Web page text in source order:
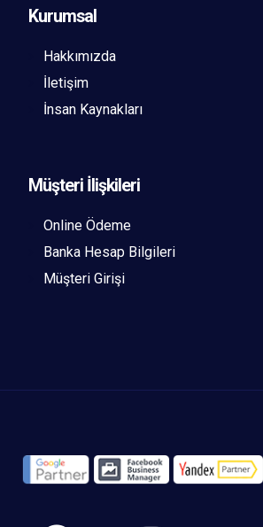
Kurumsal
Hakkımızda
İletişim
İnsan Kaynakları
Müşteri İlişkileri
Online Ödeme
Banka Hesap Bilgileri
Müşteri Girişi